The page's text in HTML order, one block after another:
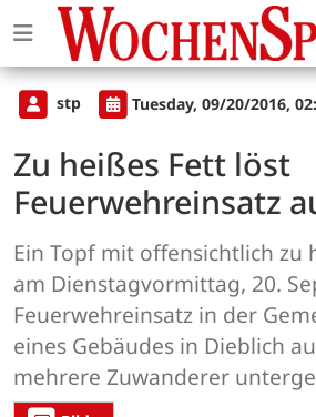
stp Tuesday, 09/20/2016,
Zu heißes Fett löst
Feuerwehreinsatz
Ein Topf mit offensichtlich zu
am Dienstagvormittag, 20.
Feuerwehreinsatz in der
eines Gebäudes in Dieblich
mehrere Zuwanderer